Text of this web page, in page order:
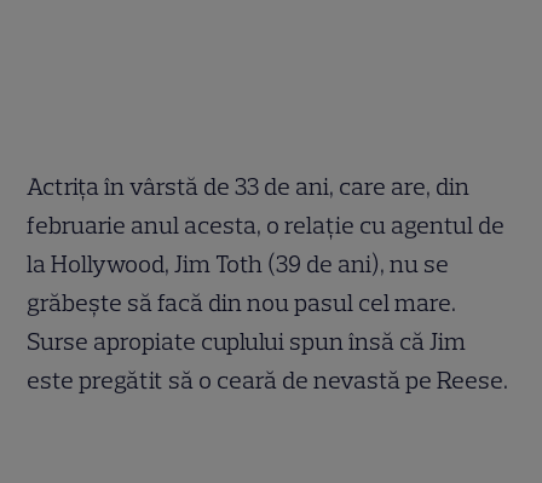
Actriţa în vârstă de 33 de ani, care are, din
februarie anul acesta, o relaţie cu agentul de
la Hollywood, Jim Toth (39 de ani), nu se
grăbeşte să facă din nou pasul cel mare.
Surse apropiate cuplului spun însă că Jim
este pregătit să o ceară de nevastă pe Reese.